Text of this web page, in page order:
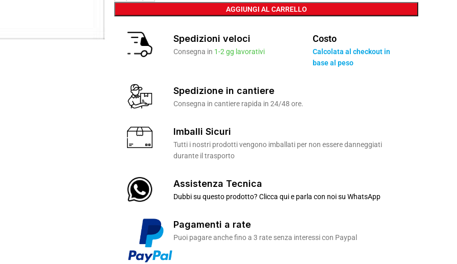
AGGIUNGI AL CARRELLO
Spedizioni veloci
Consegna in 1-2 gg lavorativi
Costo
Calcolata al checkout in
base al peso
Spedizione in cantiere
Consegna in cantiere rapida in 24/48 ore.
Imballi Sicuri
Tutti i nostri prodotti vengono imballati per non essere danneggiati
durante il trasporto
Assistenza Tecnica
Dubbi su questo prodotto? Clicca qui e parla con noi su WhatsApp
Pagamenti a rate
Puoi pagare anche fino a 3 rate senza interessi con Paypal